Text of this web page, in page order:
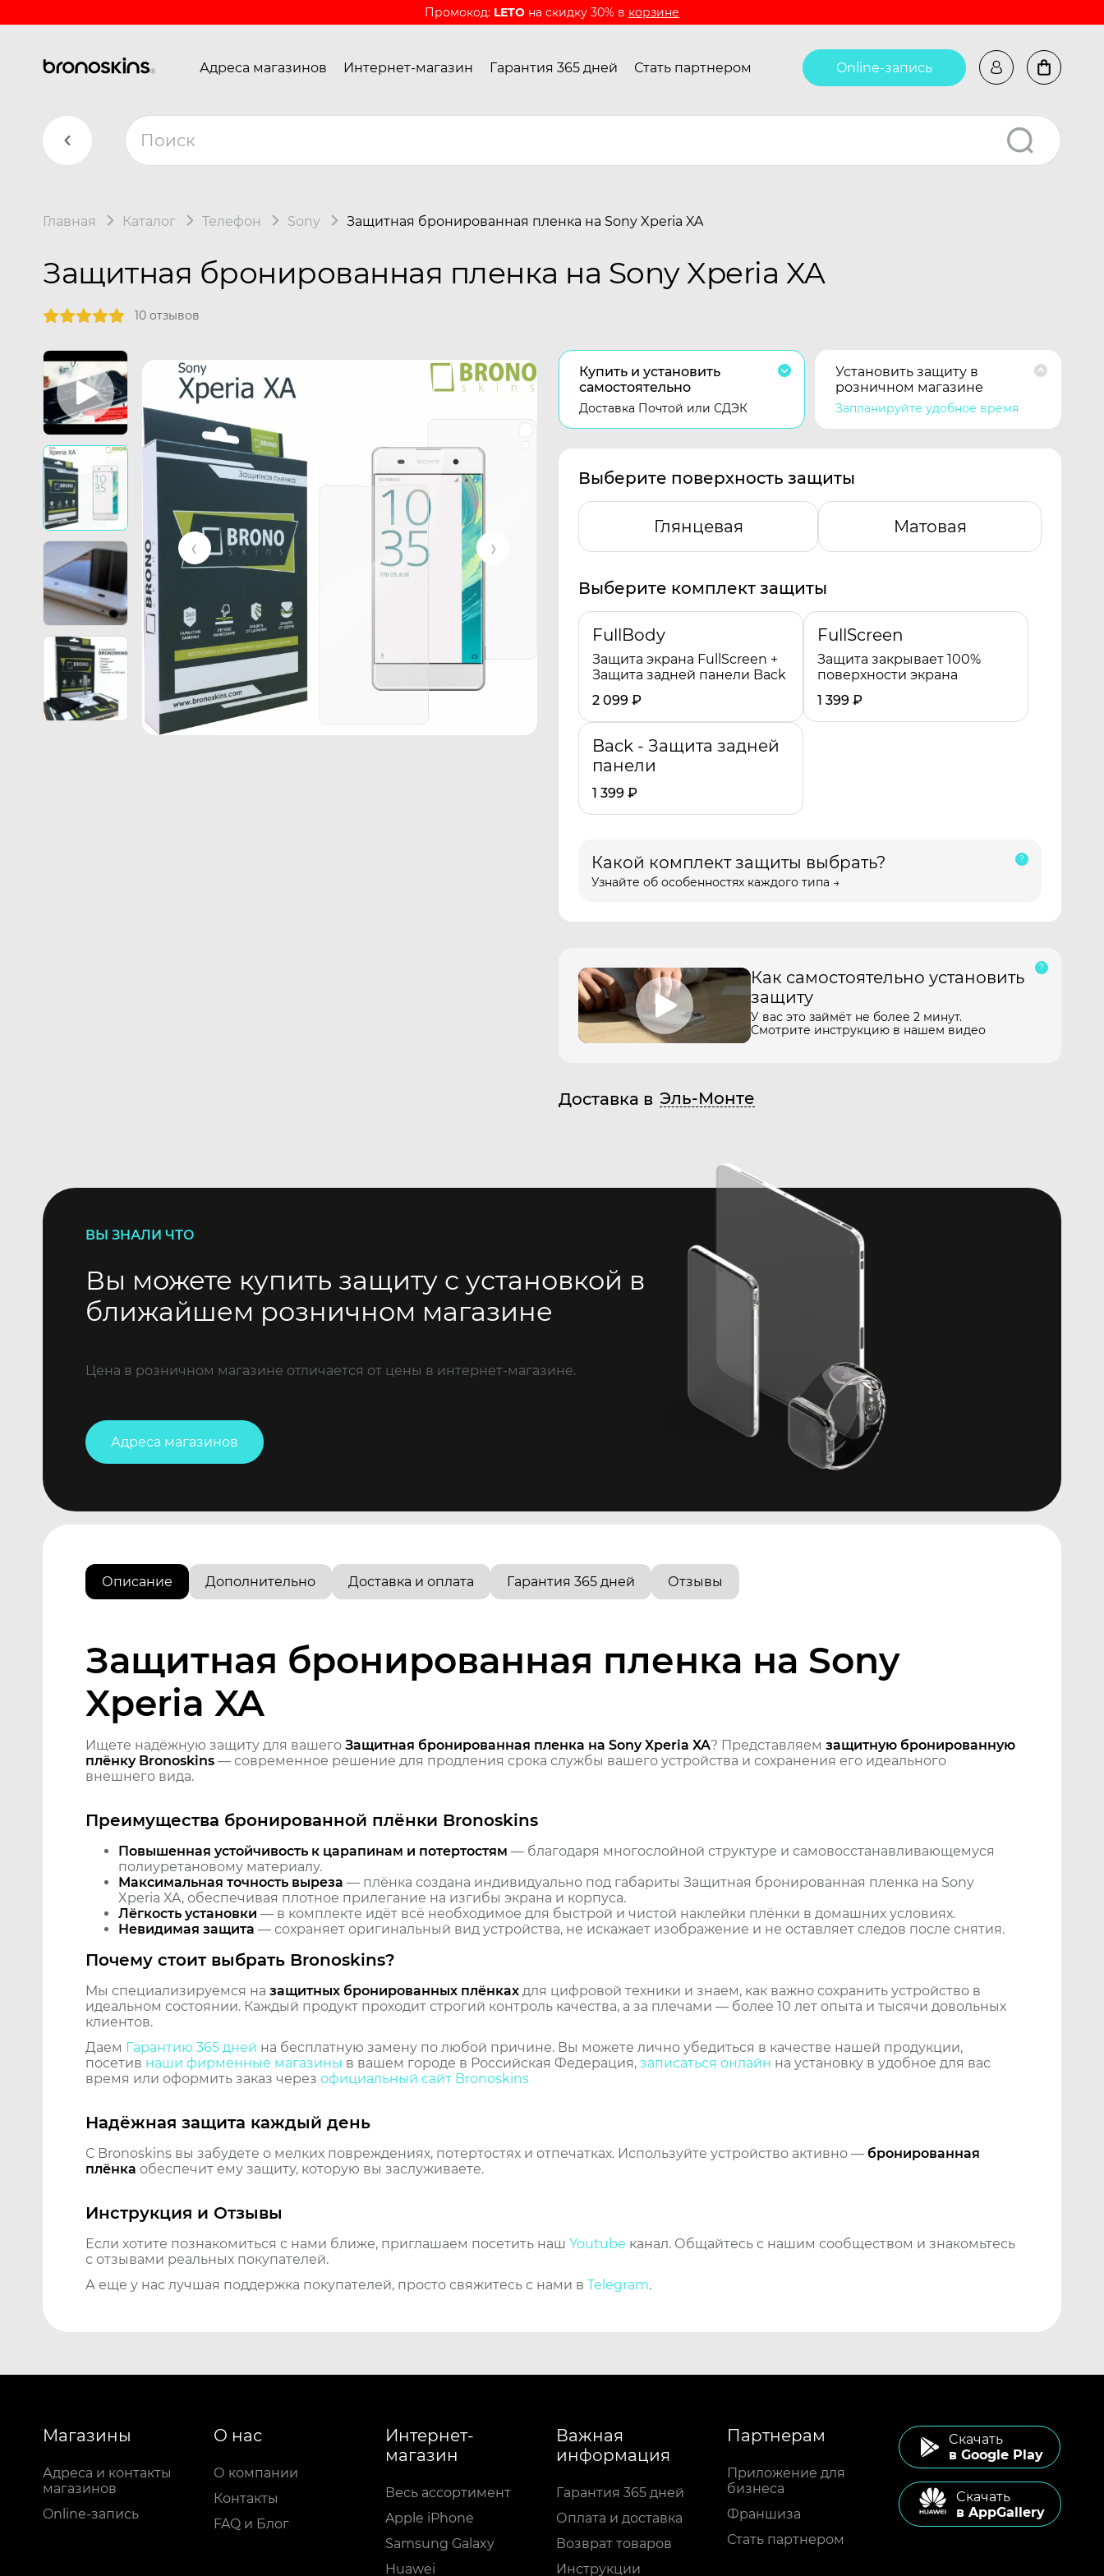
Промокод: LETO на скидку 30% в корзине
Адреса магазинов Интернет-магазин Гарантия 365 дней Стать партнером Online-запись
Главная Каталог Телефон Sony Защитная бронированная пленка на Sony Xperia XA
Защитная бронированная пленка на Sony Xperia XA
10 отзывов
Купить и установить
самостоятельно
Доставка Почтой или СДЭК
Установить защиту в
розничном магазине
Запланируйте удобное время
Выберите поверхность защиты
Глянцевая Матовая
Выберите комплект защиты
FullBody
Защита экрана FullScreen +
Защита задней панели Back
2 099 ₽
FullScreen
Защита закрывает 100%
поверхности экрана
1 399 ₽
Back - Защита задней
панели
1 399 ₽
Какой комплект защиты выбрать?
Узнайте об особенностях каждого типа →
Как самостоятельно установить
защиту
У вас это займёт не более 2 минут.
Смотрите инструкцию в нашем видео
Доставка в Эль-Монте
ВЫ ЗНАЛИ ЧТО
Вы можете купить защиту с установкой в
ближайшем розничном магазине
Цена в розничном магазине отличается от цены в интернет-магазине.
Адреса магазинов
Описание Дополнительно Доставка и оплата Гарантия 365 дней Отзывы
Защитная бронированная пленка на Sony
Xperia XA
Ищете надёжную защиту для вашего Защитная бронированная пленка на Sony Xperia XA? Представляем защитную бронированную
плёнку Bronoskins — современное решение для продления срока службы вашего устройства и сохранения его идеального
внешнего вида.
Преимущества бронированной плёнки Bronoskins
Повышенная устойчивость к царапинам и потертостям — благодаря многослойной структуре и самовосстанавливающемуся
полиуретановому материалу.
Максимальная точность выреза — плёнка создана индивидуально под габариты Защитная бронированная пленка на Sony
Xperia XA, обеспечивая плотное прилегание на изгибы экрана и корпуса.
Лёгкость установки — в комплекте идёт всё необходимое для быстрой и чистой наклейки плёнки в домашних условиях.
Невидимая защита — сохраняет оригинальный вид устройства, не искажает изображение и не оставляет следов после снятия.
Почему стоит выбрать Bronoskins?
Мы специализируемся на защитных бронированных плёнках для цифровой техники и знаем, как важно сохранить устройство в
идеальном состоянии. Каждый продукт проходит строгий контроль качества, а за плечами — более 10 лет опыта и тысячи довольных
клиентов.
Даем Гарантию 365 дней на бесплатную замену по любой причине. Вы можете лично убедиться в качестве нашей продукции,
посетив наши фирменные магазины в вашем городе в Российская Федерация, записаться онлайн на установку в удобное для вас
время или оформить заказ через официальный сайт Bronoskins
Надёжная защита каждый день
С Bronoskins вы забудете о мелких повреждениях, потертостях и отпечатках. Используйте устройство активно — бронированная
плёнка обеспечит ему защиту, которую вы заслуживаете.
Инструкция и Отзывы
Если хотите познакомиться с нами ближе, приглашаем посетить наш Youtube канал. Общайтесь с нашим сообществом и знакомьтесь
с отзывами реальных покупателей.
А еще у нас лучшая поддержка покупателей, просто свяжитесь с нами в Telegram.
Магазины
Адреса и контакты
магазинов
Online-запись
О нас
О компании
Контакты
FAQ и Блог
Интернет-
магазин
Весь ассортимент
Apple iPhone
Samsung Galaxy
Huawei
Важная
информация
Гарантия 365 дней
Оплата и доставка
Возврат товаров
Инструкции
Партнерам
Приложение для
бизнеса
Франшиза
Стать партнером
Cкачать
в Google Play
Cкачать
в AppGallery